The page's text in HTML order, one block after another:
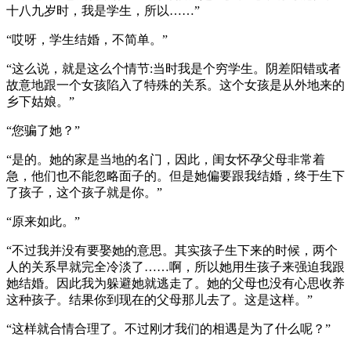
十八九岁时，我是学生，所以……”
“哎呀，学生结婚，不简单。”
“这么说，就是这么个情节:当时我是个穷学生。阴差阳错或者
故意地跟一个女孩陷入了特殊的关系。这个女孩是从外地来的
乡下姑娘。”
“您骗了她？”
“是的。她的家是当地的名门，因此，闺女怀孕父母非常着
急，他们也不能忽略面子的。但是她偏要跟我结婚，终于生下
了孩子，这个孩子就是你。”
“原来如此。”
“不过我并没有要娶她的意思。其实孩子生下来的时候，两个
人的关系早就完全冷淡了……啊，所以她用生孩子来强迫我跟
她结婚。因此我为躲避她就逃走了。她的父母也没有心思收养
这种孩子。结果你到现在的父母那儿去了。这是这样。”
“这样就合情合理了。不过刚才我们的相遇是为了什么呢？”